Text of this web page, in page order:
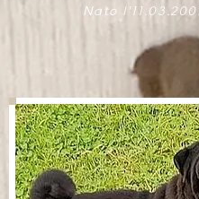
Nato l'